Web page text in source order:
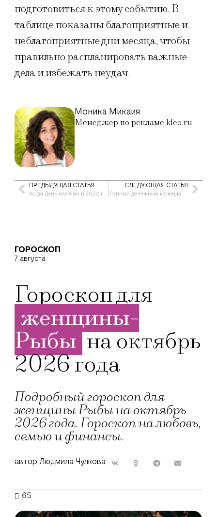
подготовиться к этому событию. В
таблице показаны благоприятные и
неблагоприятные дни месяца, чтобы
правильно распланировать важные
дела и избежать неудач.
Моника Микаия
Менеджер по рекламе kleo.ru
ПРЕДЫДУЩАЯ СТАТЬЯ
Когда День мужчин в 2022 году в России
СЛЕДУЮЩАЯ СТАТЬЯ
Лунный денежный календарь на декабрь 2021 года
ГОРОСКОП
7 августа
Гороскоп для
женщины-
Рыбы на октябрь
2026 года
Подробный гороскоп для
женщины Рыбы на октябрь
2026 года. Гороскоп на любовь,
семью и финансы.
автор Людмила Чулкова
65